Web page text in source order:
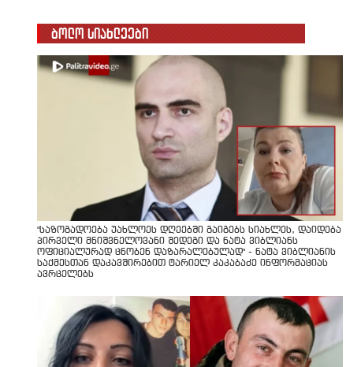
ბოლო სიახლეები
"საზოგადოება უახლოეს დღეებში გაიგებს სიახლეს, დაიდება
პირველი მნიშვნელოვანი შედეგი და ნატა ვიბლიანს
ოფიციალურად ცნობენ დაზარალებულად" - ნატა ვიბლიანის
საქმესთან დაკავშირებით ტარიელ კაკაბაძე ინფორმაციას
ავრცელებს